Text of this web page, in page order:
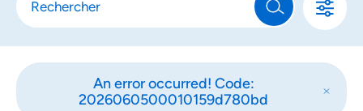
An error occurred! Code:
2026060500010159d780bd